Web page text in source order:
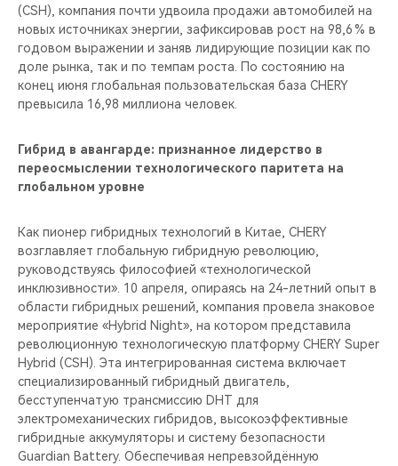
(CSH), компания почти удвоила продажи автомобилей на
новых источниках энергии, зафиксировав рост на 98,6 % в
годовом выражении и заняв лидирующие позиции как по
доле рынка, так и по темпам роста. По состоянию на
конец июня глобальная пользовательская база CHERY
превысила 16,98 миллиона человек.
Гибрид в авангарде: признанное лидерство в
переосмыслении технологического паритета на
глобальном уровне
Как пионер гибридных технологий в Китае, CHERY
возглавляет глобальную гибридную революцию,
руководствуясь философией «технологической
инклюзивности». 10 апреля, опираясь на 24-летний опыт в
области гибридных решений, компания провела знаковое
мероприятие «Hybrid Night», на котором представила
революционную технологическую платформу CHERY Super
Hybrid (CSH). Эта интегрированная система включает
специализированный гибридный двигатель,
бесступенчатую трансмиссию DHT для
электромеханических гибридов, высокоэффективные
гибридные аккумуляторы и систему безопасности
Guardian Battery. Обеспечивая непревзойдённую